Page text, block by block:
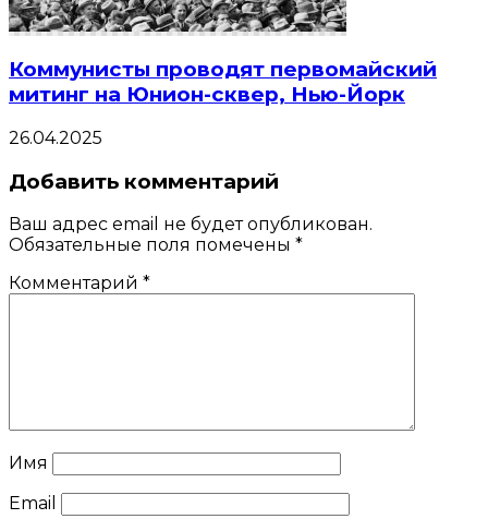
Коммунисты проводят первомайский
митинг на Юнион-сквер, Нью-Йорк
26.04.2025
Добавить комментарий
Ваш адрес email не будет опубликован.
Обязательные поля помечены *
Комментарий *
Имя
Email